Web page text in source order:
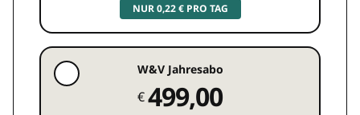
NUR 0,22 € PRO TAG
W&V Jahresabo
€499,00